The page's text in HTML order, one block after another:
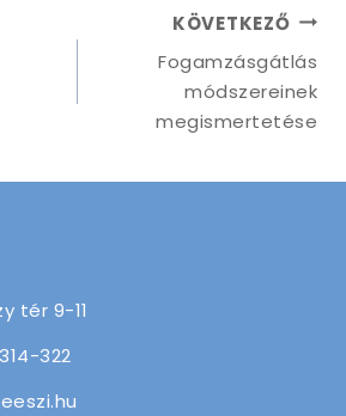
KÖVETKEZŐ
Fogamzásgátlás
módszereinek
megismertetése
tér 9-11
322